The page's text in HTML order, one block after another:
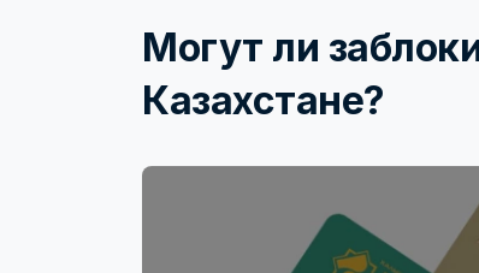
Могут ли
Казахстане?